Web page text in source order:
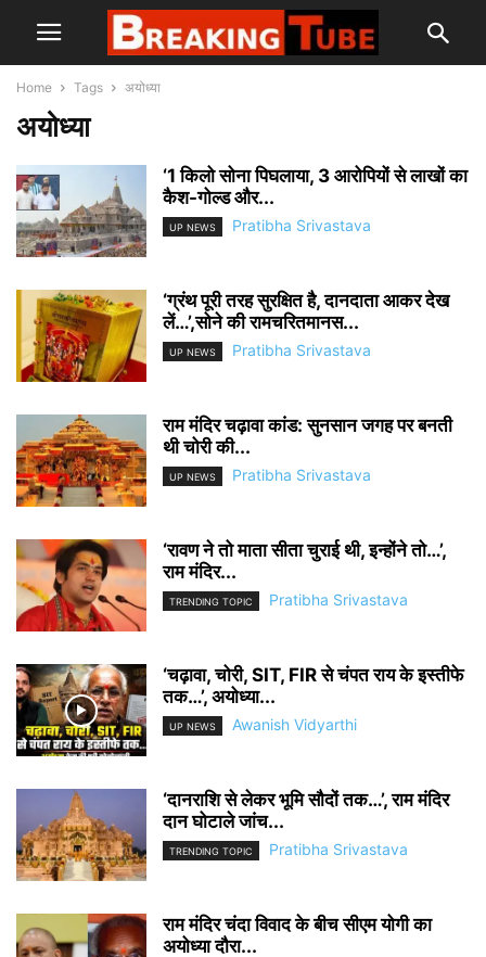
Home Tags अयोध्या
अयोध्या
‘1 किलो सोना पिघलाया, 3 आरोपियों से लाखों का
कैश-गोल्ड और...
UP NEWS Pratibha Srivastava
‘ग्रंथ पूरी तरह सुरक्षित है, दानदाता आकर देख
लें…’,सोने की रामचरितमानस...
UP NEWS Pratibha Srivastava
राम मंदिर चढ़ावा कांड: सुनसान जगह पर बनती
थी चोरी की...
UP NEWS Pratibha Srivastava
‘रावण ने तो माता सीता चुराई थी, इन्होंने तो…’,
राम मंदिर...
TRENDING TOPIC Pratibha Srivastava
‘चढ़ावा, चोरी, SIT, FIR से चंपत राय के इस्तीफे
तक…’, अयोध्या...
UP NEWS Awanish Vidyarthi
‘दानराशि से लेकर भूमि सौदों तक…’, राम मंदिर
दान घोटाले जांच...
TRENDING TOPIC Pratibha Srivastava
राम मंदिर चंदा विवाद के बीच सीएम योगी का
अयोध्या दौरा...